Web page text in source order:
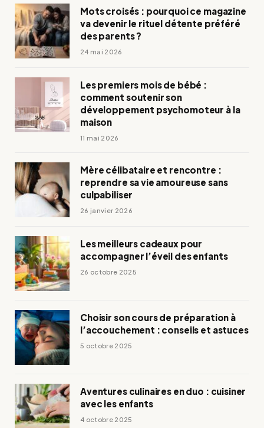
Mots croisés : pourquoi ce magazine
va devenir le rituel détente préféré
des parents ?
24 mai 2026
Les premiers mois de bébé :
comment soutenir son
développement psychomoteur à la
maison
11 mai 2026
Mère célibataire et rencontre :
reprendre sa vie amoureuse sans
culpabiliser
26 janvier 2026
Les meilleurs cadeaux pour
accompagner l’éveil des enfants
26 octobre 2025
Choisir son cours de préparation à
l’accouchement : conseils et astuces
5 octobre 2025
Aventures culinaires en duo : cuisiner
avec les enfants
4 octobre 2025